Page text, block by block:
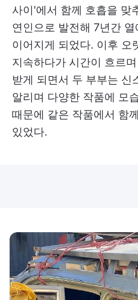
사이'에서 함께 호흡을 맞
연인으로 발전해 7년간
이어지게 되었다. 이후 오
지속하다가 시간이 흐르
받게 되면서 두 부부는 신
알리며 다양한 작품에 모
때문에 같은 작품에서 함
있었다.